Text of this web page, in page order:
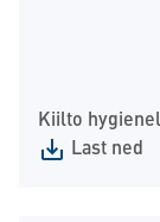
Kiilto
Last ned